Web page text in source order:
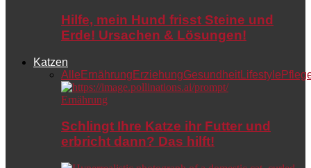
Hilfe, mein Hund frisst Steine und
Erde! Ursachen & Lösungen!
Katzen
Alle Ernährung ErziehungGesundheitLifestyle
Ernährung
Schlingt Ihre Katze ihr Futter und
erbricht dann? Das hilft!